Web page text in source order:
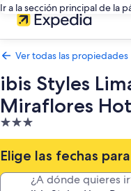
Ir a la sección principal de la
Ver todas las propiedades
ibis Styles
Miraflores
Propiedad
de
3.0
estrellas
Elige las fechas
¿A dónde quieres